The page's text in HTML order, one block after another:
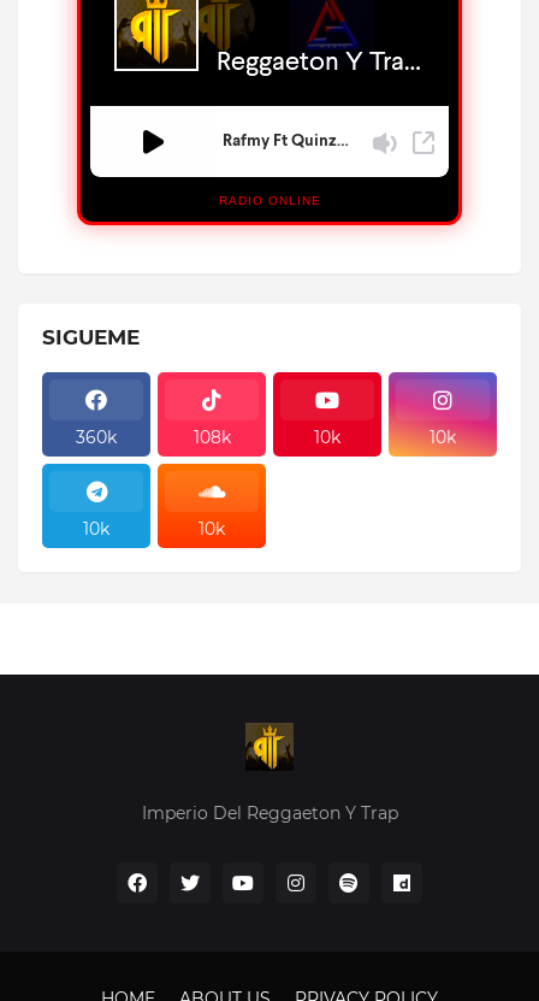
RADIO ONLINE
SIGUEME
360k 108k 10k 10k
10k 10k
Imperio Del Reggaeton Y Trap